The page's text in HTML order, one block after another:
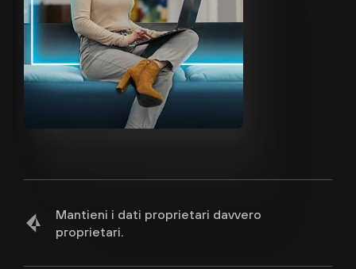
Mantieni i dati proprietari davvero
proprietari.